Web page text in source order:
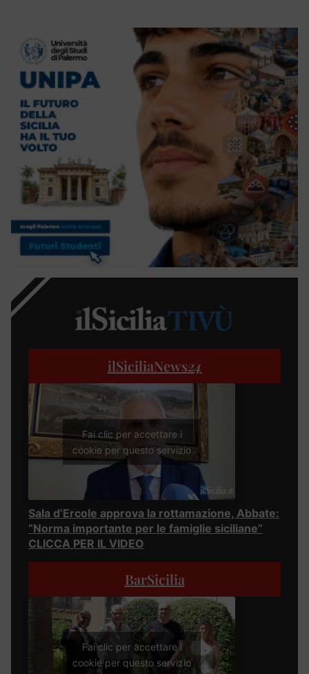
ilSiciliaNews24
Fai clic per accettare i
cookie per questo servizio
Sala d’Ercole approva la rottamazione, Abbate:
“Norma importante per le famiglie siciliane”
CLICCA PER IL VIDEO
BarSicilia
Fai clic per accettare i
cookie per questo servizio